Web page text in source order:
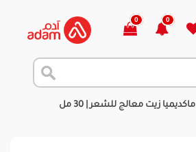
0
0
ماكديميا زيت معالج للشعر | 30 مل